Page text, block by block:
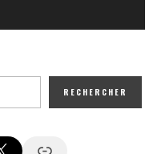
RECHERCHER